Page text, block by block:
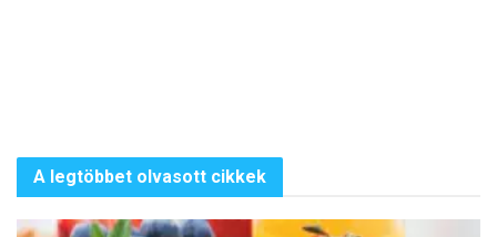
A legtöbbet olvasott cikkek